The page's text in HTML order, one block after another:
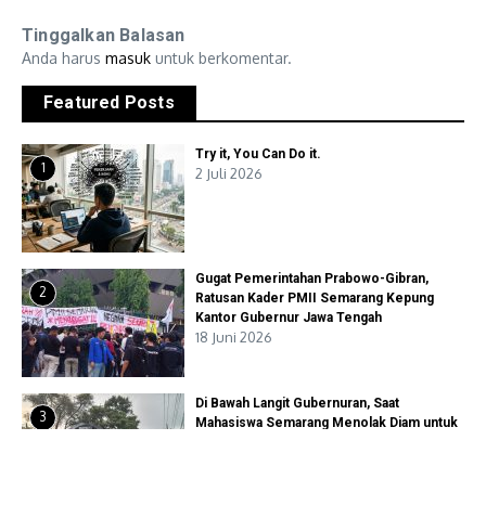
Tinggalkan Balasan
Anda harus masuk untuk berkomentar.
Featured Posts
1
Try it, You Can Do it.
2 Juli 2026
2
Gugat Pemerintahan Prabowo-Gibran,
Ratusan Kader PMII Semarang Kepung
Kantor Gubernur Jawa Tengah
18 Juni 2026
3
Di Bawah Langit Gubernuran, Saat
Mahasiswa Semarang Menolak Diam untuk